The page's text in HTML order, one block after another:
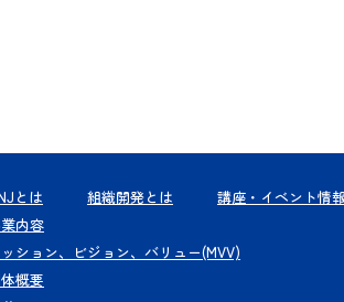
とは
内容
ッション、ビジョン、バリュー(MVV)
概要
組織開発とは 講座・イベント情